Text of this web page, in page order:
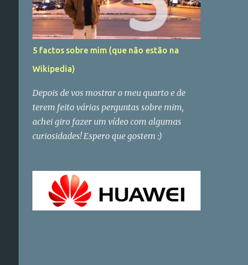
5 factos sobre mim (que não estão na
Wikipedia)
Depois de vos mostrar o meu quarto e de
terem feito várias perguntas sobre mim,
achei giro fazer um vídeo com algumas
curiosidades! Espero que gostem :)